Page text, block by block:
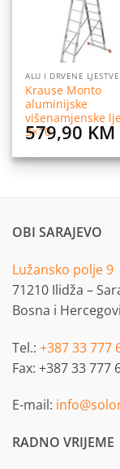
ALU I DRVENE LJESTVE
Krause Monto
aluminijske
višenamjenske
3×10
579,90 KM
OBI SARAJEVO
Lužansko polje 9
71210 Ilidža –
Bosna i
Tel.: +387 33 777
Fax: +387 33 777
E-mail:
RADNO VRIJEME